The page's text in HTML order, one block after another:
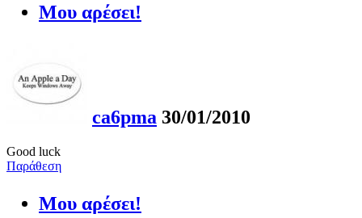
Μου αρέσει!
ca6pma 30/01/2010
Good luck
Παράθεση
Μου αρέσει!